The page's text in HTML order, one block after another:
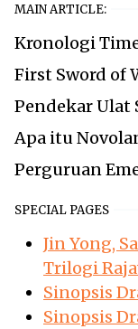
MAIN ARTICLE:
Kronologi
First Sword of
Pendekar Ulat
Apa itu
Perguruan
SPECIAL PAGES
Jin Yong,
Trilogi
Sinopsis
Sinopsis